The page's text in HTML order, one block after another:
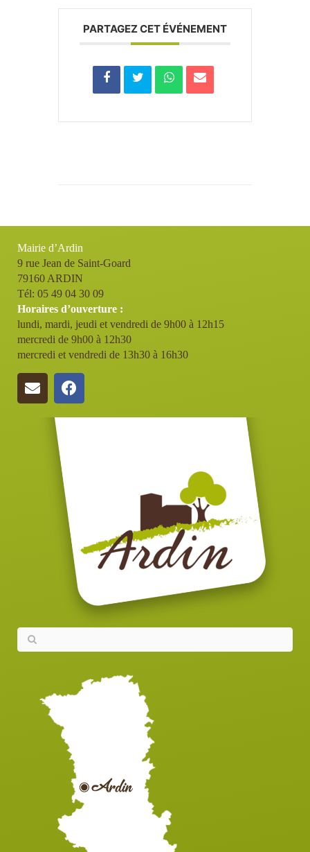
PARTAGEZ CET ÉVÉNEMENT
Mairie d’Ardin
9 rue Jean de Saint-Goard
79160 ARDIN
Tél: 05 49 04 30 09
Horaires d’ouverture :
lundi, mardi, jeudi et vendredi de 9h00 à 12h15
mercredi de 9h00 à 12h30
mercredi et vendredi de 13h30 à 16h30